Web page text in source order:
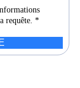
requête. *